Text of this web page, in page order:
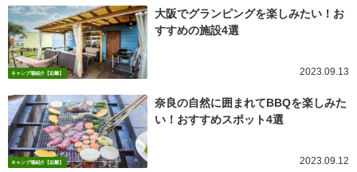
キャンプ場紹介【近畿】
大阪でグランピングを楽しみたい！お
すすめの施設4選
2023.09.13
キャンプ場紹介【近畿】
奈良の自然に囲まれてBBQを楽しみた
い！おすすめスポット4選
2023.09.12